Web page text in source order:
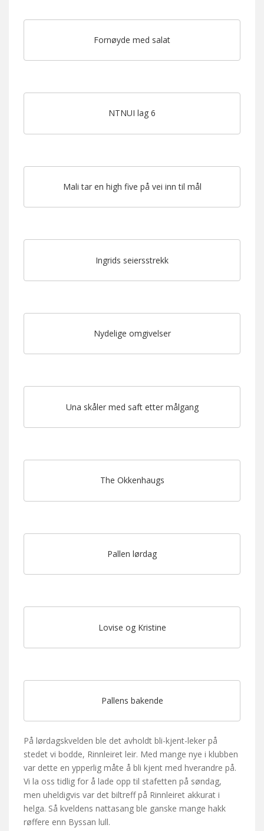
Fornøyde med salat
NTNUI lag 6
Mali tar en high five på vei inn til mål
Ingrids seiersstrekk
Nydelige omgivelser
Una skåler med saft etter målgang
The Okkenhaugs
Pallen lørdag
Lovise og Kristine
Pallens bakende
På lørdagskvelden ble det avholdt bli-kjent-leker på
stedet vi bodde, Rinnleiret leir. Med mange nye i klubben
var dette en ypperlig måte å bli kjent med hverandre på.
Vi la oss tidlig for å lade opp til stafetten på søndag,
men uheldigvis var det biltreff på Rinnleiret akkurat i
helga. Så kveldens nattasang ble ganske mange hakk
røffere enn Byssan lull.